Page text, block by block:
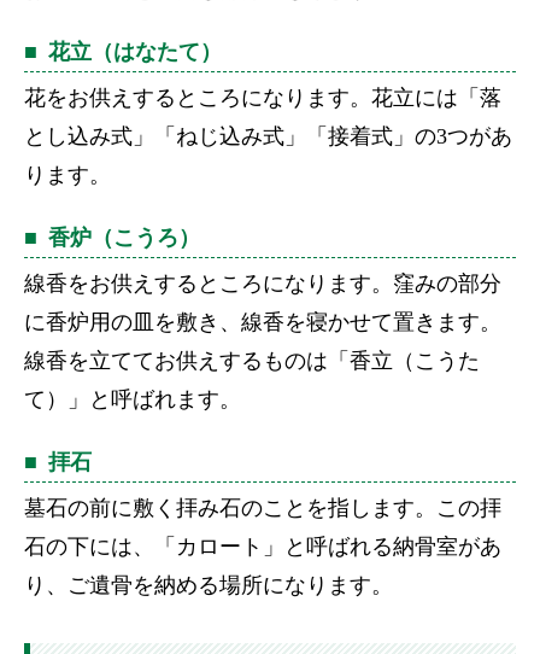
花立（はなたて）
花をお供えするところになります。花立には「落
とし込み式」「ねじ込み式」「接着式」の3つがあ
ります。
香炉（こうろ）
線香をお供えするところになります。窪みの部分
に香炉用の皿を敷き、線香を寝かせて置きます。
線香を立ててお供えするものは「香立（こうた
て）」と呼ばれます。
拝石
墓石の前に敷く拝み石のことを指します。この拝
石の下には、「カロート」と呼ばれる納骨室があ
り、ご遺骨を納める場所になります。